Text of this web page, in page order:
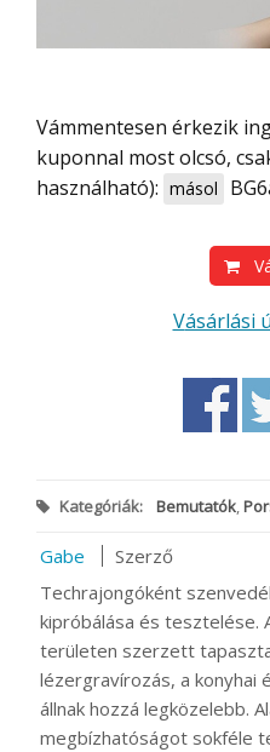
Vámmentesen érkezik ingyen szállítással és
kuponnal most olcsó,
használható): másol
Kategóriák: Bemutatók,
Gabe
Szerző
Techrajongóként
kipróbálása és tesztelése.
területen szerzett
lézergravírozás, a konyhai
állnak hozzá legközelebb.
megbízhatóságot sokféle